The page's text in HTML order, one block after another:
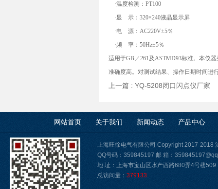
·温度检测：PT100
·显 示：320×240液晶显示屏
·电 源：AC220V±5％
·频 率：50Hz±5％
适用于GB／261及ASTMD93标准。本仪
准确度高。对测试结果、操作日期时间进
上一篇 : YQ-5208闭口闪点仪厂家
网站首页 关于我们 新闻动态 产品中心
上海旺徐电气有限公司 Copyright 2017-2018
QQ号码：359845197 邮 箱：
地 址：上海市宝山区水产西路680弄4号楼509
总访问量： 379133